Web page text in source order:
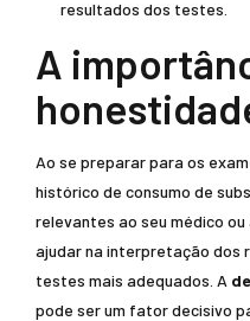
resultados dos testes.
A
Ao se preparar para os
histórico de consumo de
relevantes ao seu médico
ajudar na interpretação dos
testes mais adequados. A
pode ser um fator decisivo